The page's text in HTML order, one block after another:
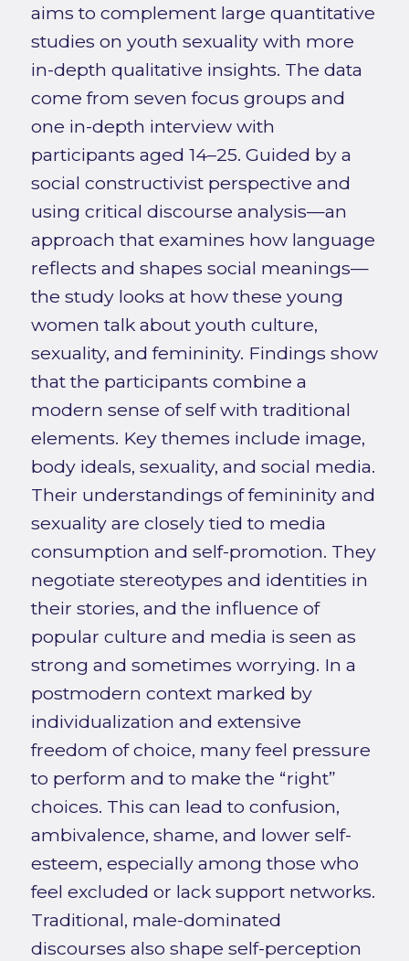
aims to complement large quantitative
studies on youth sexuality with more
in-depth qualitative insights. The data
come from seven focus groups and
one in-depth interview with
participants aged 14–25. Guided by a
social constructivist perspective and
using critical discourse analysis—an
approach that examines how language
reflects and shapes social meanings—
the study looks at how these young
women talk about youth culture,
sexuality, and femininity. Findings show
that the participants combine a
modern sense of self with traditional
elements. Key themes include image,
body ideals, sexuality, and social media.
Their understandings of femininity and
sexuality are closely tied to media
consumption and self-promotion. They
negotiate stereotypes and identities in
their stories, and the influence of
popular culture and media is seen as
strong and sometimes worrying. In a
postmodern context marked by
individualization and extensive
freedom of choice, many feel pressure
to perform and to make the “right”
choices. This can lead to confusion,
ambivalence, shame, and lower self-
esteem, especially among those who
feel excluded or lack support networks.
Traditional, male-dominated
discourses also shape self-perception